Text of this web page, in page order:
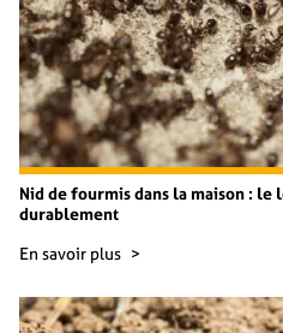
Nid de fourmis dans la maison :
durablement
En savoir plus